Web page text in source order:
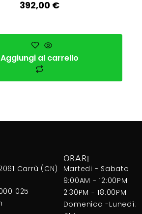
392,00 €
Aggiungi al carrello
Carrù (CN)
025
ORARI
Martedi - Sabato
9:00AM - 12:00PM
2:30PM - 18:00PM
Domenica -Lunedì: